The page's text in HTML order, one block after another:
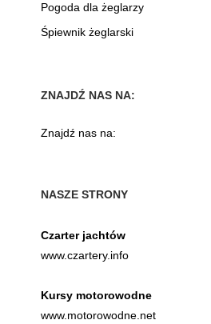
Pogoda dla żeglarzy
Śpiewnik żeglarski
ZNAJDŹ NAS NA:
Znajdź nas na:
NASZE STRONY
Czarter jachtów
www.czartery.info
Kursy motorowodne
www.motorowodne.net